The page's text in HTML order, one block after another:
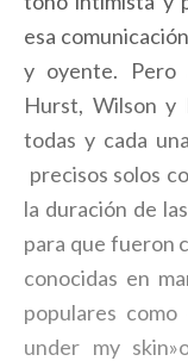
esa
y oyente. Pero
Hurst, Wilson y
todas y cada
precisos solos
la duración de
para que fueron
conocidas en
populares
under my